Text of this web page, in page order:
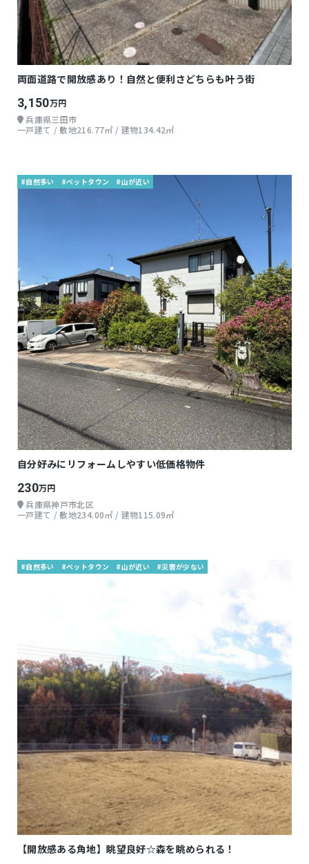
両面道路で開放感あり！自然と便利さどちらも叶う街
3,150万円
兵庫県三田市
一戸建て / 敷地216.77㎡ / 建物134.42㎡
#自然多い #ベットタウン #山が近い
自分好みにリフォームしやすい低価格物件
230万円
兵庫県神戸市北区
一戸建て / 敷地234.00㎡ / 建物115.09㎡
#自然多い #ベットタウン #山が近い #災害が少ない
【開放感ある角地】眺望良好☆森を眺められる！